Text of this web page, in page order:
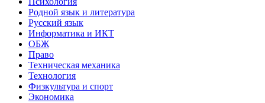
Родной язык и литература
Русский язык
Информатика и ИКТ
ОБЖ
Право
Техническая механика
Технология
Физкультура и спорт
Экономика